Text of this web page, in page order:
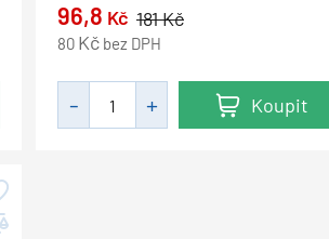
96,8 Kč 181Kč
80 Kč bez DPH
Koupit